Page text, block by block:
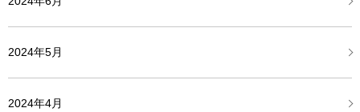
2024年5月
2024年4月